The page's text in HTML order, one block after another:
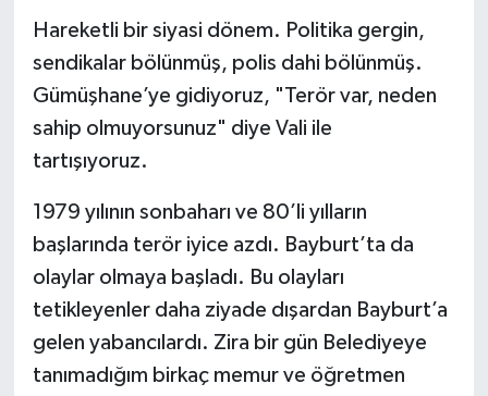
Hareketli bir siyasi dönem. Politika gergin,
sendikalar bölünmüş, polis dahi bölünmüş.
Gümüşhane’ye gidiyoruz, "Terör var, neden
sahip olmuyorsunuz" diye Vali ile
tartışıyoruz.
1979 yılının sonbaharı ve 80’li yılların
başlarında terör iyice azdı. Bayburt’ta da
olaylar olmaya başladı. Bu olayları
tetikleyenler daha ziyade dışardan Bayburt’a
gelen yabancılardı. Zira bir gün Belediyeye
tanımadığım birkaç memur ve öğretmen